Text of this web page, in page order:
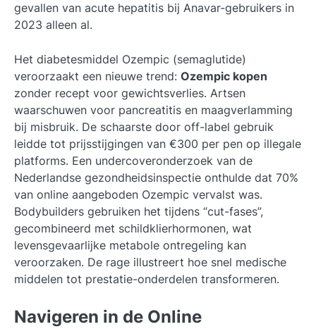
gevallen van acute hepatitis bij Anavar-gebruikers in
2023 alleen al.
Het diabetesmiddel Ozempic (semaglutide)
veroorzaakt een nieuwe trend: Ozempic kopen
zonder recept voor gewichtsverlies. Artsen
waarschuwen voor pancreatitis en maagverlamming
bij misbruik. De schaarste door off-label gebruik
leidde tot prijsstijgingen van €300 per pen op illegale
platforms. Een undercoveronderzoek van de
Nederlandse gezondheidsinspectie onthulde dat 70%
van online aangeboden Ozempic vervalst was.
Bodybuilders gebruiken het tijdens “cut-fases”,
gecombineerd met schildklierhormonen, wat
levensgevaarlijke metabole ontregeling kan
veroorzaken. De rage illustreert hoe snel medische
middelen tot prestatie-onderdelen transformeren.
Navigeren in de Online